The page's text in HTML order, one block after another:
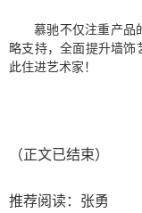
慕驰不仅注重产品
略支持，全面提升墙
此住进艺术家！
（正文已结束）
推荐阅读： 张勇